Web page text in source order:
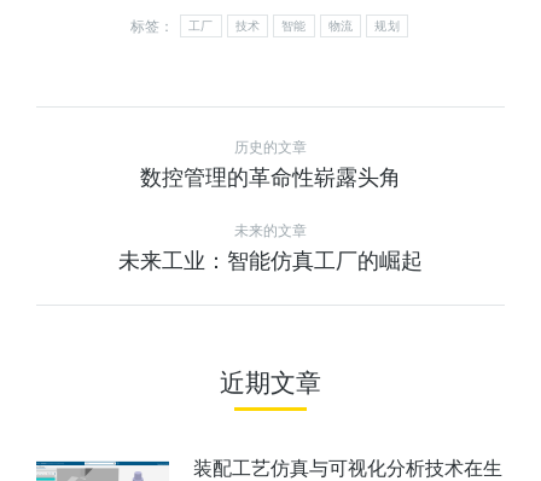
标签：
工厂 技术 智能 物流 规划
历史的文章
数控管理的革命性崭露头角
未来的文章
未来工业：智能仿真工厂的崛起
近期文章
装配工艺仿真与可视化分析技术在生